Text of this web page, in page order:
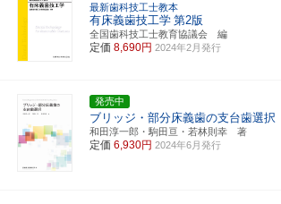
最新歯科技工士教本
有床義歯技工学 第2版
全国歯科技工士教育協議会 編
定価 8,690円 2024年2月発行
発売中
ブリッジ・部分床義歯の支台歯選択
和田淳一郎・駒田亘・若林則幸 著
定価 6,930円 2024年6月発行